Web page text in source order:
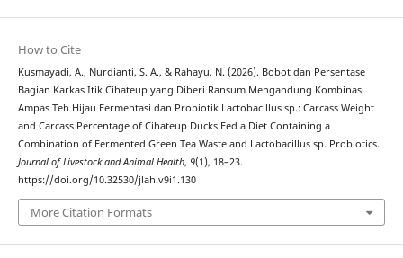
How to Cite
Kusmayadi, A., Nurdianti, S. A., & Rahayu, N. (2026). Bobot dan Persentase
Bagian Karkas Itik Cihateup yang Diberi Ransum Mengandung Kombinasi
Ampas Teh Hijau Fermentasi dan Probiotik Lactobacillus sp.: Carcass Weight
and Carcass Percentage of Cihateup Ducks Fed a Diet Containing a
Combination of Fermented Green Tea Waste and Lactobacillus sp. Probiotics.
Journal of Livestock and Animal Health, 9(1), 18–23.
https://doi.org/10.32530/jlah.v9i1.130
More Citation Formats